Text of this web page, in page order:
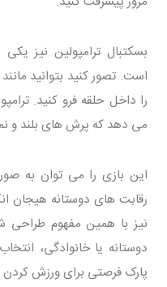
بسکتبال ترامپولین نیز
را داخل حلقه فرو کنید.
می دهد که پرش های بلند و
این بازی را می توان به
رقابت های دوستانه هیجان
نیز با همین مفهوم
دوستانه یا خانوادگی،
پارک فرصتی برای ورزش کردن